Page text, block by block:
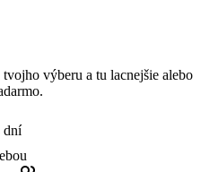
výberu a tu lacnejšie alebo
dní